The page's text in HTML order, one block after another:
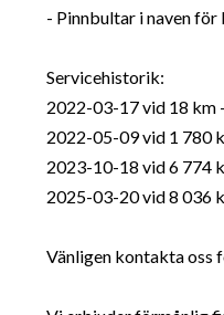
- Pinnbultar i naven
Servicehistorik:
2022-03-17 vid 18 km
2022-05-09 vid 1 780
2023-10-18 vid 6 774
2025-03-20 vid 8 036
Vänligen kontakta oss